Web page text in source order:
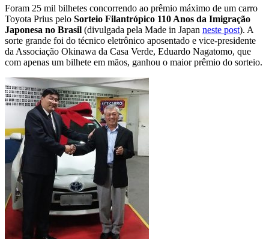
Foram 25 mil bilhetes concorrendo ao prêmio máximo de um carro
Toyota Prius pelo Sorteio Filantrópico 110 Anos da Imigração
Japonesa no Brasil (divulgada pela Made in Japan neste post). A
sorte grande foi do técnico eletrônico aposentado e vice-presidente
da Associação Okinawa da Casa Verde, Eduardo Nagatomo, que
com apenas um bilhete em mãos, ganhou o maior prêmio do sorteio.